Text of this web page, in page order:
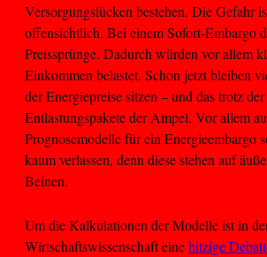
Versorgungslücken bestehen. Die Gefahr
offensichtlich. Bei einem Sofort-Embargo
Preissprünge. Dadurch würden vor allem
Einkommen belastet. Schon jetzt bleiben
der Energiepreise sitzen – und das trotz
Entlastungspakete der Ampel. Vor allem
Prognosemodelle für ein Energieembargo
kaum verlassen, denn diese stehen auf
Beinen.
Um die Kalkulationen der Modelle ist in
Wirtschaftswissenschaft einehitzige